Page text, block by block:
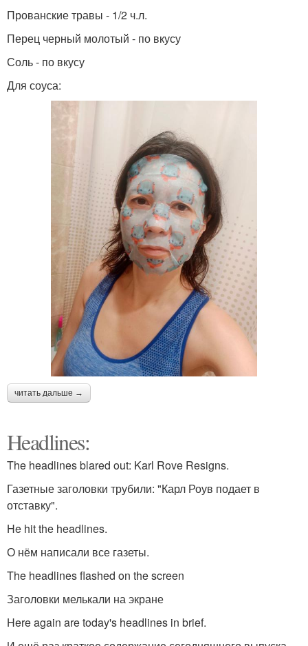
Прованские травы - 1/2 ч.л.
Перец черный молотый - по вкусу
Соль - по вкусу
Для соуса:
читать дальше →
Headlines:
The headlines blared out: Karl Rove Resigns.
Газетные заголовки трубили: "Карл Роув подает в
отставку".
He hit the headlines.
О нём написали все газеты.
The headlines flashed on the screen
Заголовки мелькали на экране
Here again are today's headlines in brief.